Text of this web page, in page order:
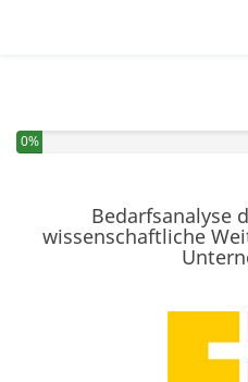
Sie haben 0% dieser Umfrage
0%
Bedarfsanalyse
wissenschaftliche